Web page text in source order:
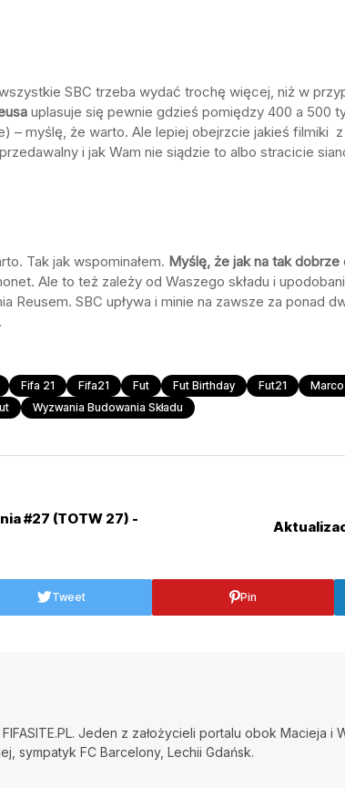
SBC trzeba wydać trochę więcej, niż w
uplasuje się pewnie gdzieś pomiędzy 400 a 500
– myślę, że warto. Ale lepiej obejrzcie jakieś filmiki
i jak Wam nie siądzie to albo stracicie
Tak jak wspominałem. Myślę, że jak na tak
Ale to też zależy od Waszego składu i
Reusem. SBC upływa i minie na zawsze za ponad
Fifa 21 Fifa21 Fut Fut Birthday Fut21
Wyzwania Budowania Składu
#27 (TOTW 27) -
Tweet Pin
Jeden z założycieli portalu obok Macieja i
sympatyk FC Barcelony, Lechii Gdańsk.